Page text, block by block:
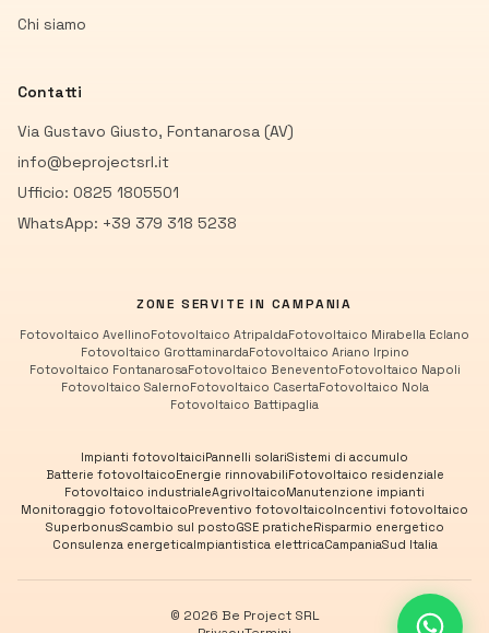
Chi siamo
Contatti
Via Gustavo Giusto, Fontanarosa (AV)
info@beprojectsrl.it
Ufficio: 0825 1805501
WhatsApp: +39 379 318 5238
ZONE SERVITE IN CAMPANIA
Fotovoltaico AvellinoFotovoltaico AtripaldaFotovoltaico Mirabella Eclano
Fotovoltaico GrottaminardaFotovoltaico Ariano Irpino
Fotovoltaico FontanarosaFotovoltaico BeneventoFotovoltaico Napoli
Fotovoltaico SalernoFotovoltaico CasertaFotovoltaico Nola
Fotovoltaico Battipaglia
Impianti fotovoltaiciPannelli solariSistemi di accumulo
Batterie fotovoltaicoEnergie rinnovabiliFotovoltaico residenziale
Fotovoltaico industrialeAgrivoltaicoManutenzione impianti
Monitoraggio fotovoltaicoPreventivo fotovoltaicoIncentivi fotovoltaico
SuperbonusScambio sul postoGSE praticheRisparmio energetico
Consulenza energeticaImpiantistica elettricaCampaniaSud Italia
© 2026 Be Project SRL